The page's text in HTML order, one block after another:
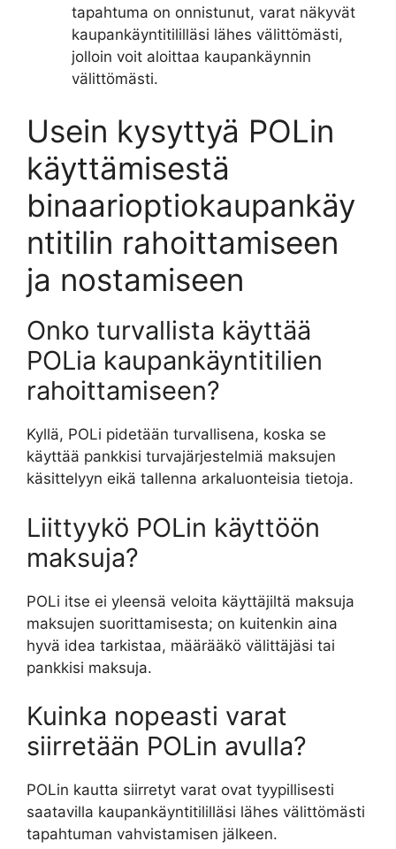
tapahtuma on onnistunut, varat näkyvät
kaupankäyntitililläsi lähes välittömästi,
jolloin voit aloittaa kaupankäynnin
välittömästi.
Usein kysyttyä POLin
käyttämisestä
binaarioptiokaupankäy
ntitilin rahoittamiseen
ja nostamiseen
Onko turvallista käyttää
POLia kaupankäyntitilien
rahoittamiseen?
Kyllä, POLi pidetään turvallisena, koska se
käyttää pankkisi turvajärjestelmiä maksujen
käsittelyyn eikä tallenna arkaluonteisia tietoja.
Liittyykö POLin käyttöön
maksuja?
POLi itse ei yleensä veloita käyttäjiltä maksuja
maksujen suorittamisesta; on kuitenkin aina
hyvä idea tarkistaa, määrääkö välittäjäsi tai
pankkisi maksuja.
Kuinka nopeasti varat
siirretään POLin avulla?
POLin kautta siirretyt varat ovat tyypillisesti
saatavilla kaupankäyntitililläsi lähes välittömästi
tapahtuman vahvistamisen jälkeen.